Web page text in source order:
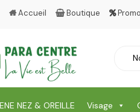
Accueil Boutique
NEZ & OREILLE Visage